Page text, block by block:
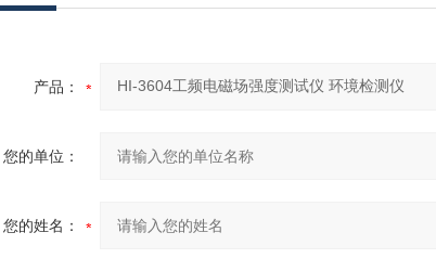
产品：
您的单位：
您的姓名：